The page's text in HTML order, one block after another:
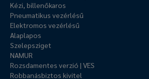
Kézi, billenőkaros
Pneumatikus vezérlésű
Elektromos vezérlésű
Alaplapos
Szelepsziget
NAMUR
Rozsdamentes verzió | VES
Robbanásbiztos kivitel